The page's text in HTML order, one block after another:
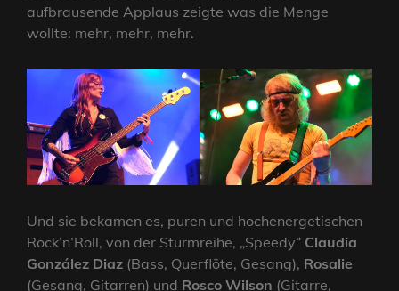
aufbrausende Applaus zeigte was die Menge
wollte: mehr, mehr, mehr.
Und sie bekamen es, puren und hochenergetischen
Rock’n’Roll, von der Sturmreihe, „Speedy“ Claudia
González Diaz (Bass, Querflöte, Gesang), Rosalie
(Gesang, Gitarren) und Rosco Wilson (Gitarre,